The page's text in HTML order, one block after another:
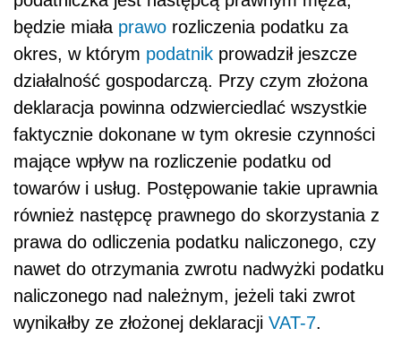
będzie miała prawo rozliczenia podatku za
okres, w którym podatnik prowadził jeszcze
działalność gospodarczą. Przy czym złożona
deklaracja powinna odzwierciedlać wszystkie
faktycznie dokonane w tym okresie czynności
mające wpływ na rozliczenie podatku od
towarów i usług. Postępowanie takie uprawnia
również następcę prawnego do skorzystania z
prawa do odliczenia podatku naliczonego, czy
nawet do otrzymania zwrotu nadwyżki podatku
naliczonego nad należnym, jeżeli taki zwrot
wynikałby ze złożonej deklaracji VAT-7.